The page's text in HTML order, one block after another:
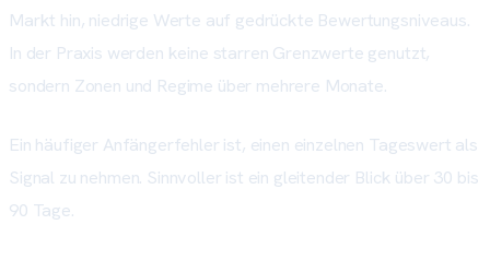
Markt hin, niedrige Werte auf gedrückte Bewertungsniveaus.
In der Praxis werden keine starren Grenzwerte genutzt,
sondern Zonen und Regime über mehrere Monate.
Ein häufiger Anfängerfehler ist, einen einzelnen Tageswert als
Signal zu nehmen. Sinnvoller ist ein gleitender Blick über 30 bis
90 Tage.